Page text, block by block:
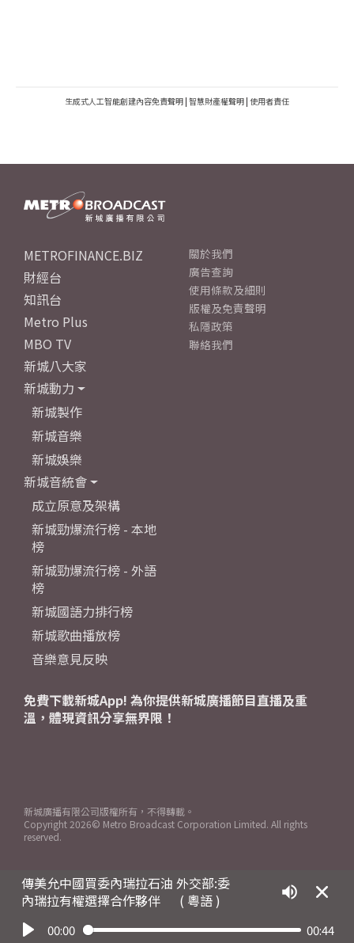
生成式人工智能創建內容免責聲明 | 智慧財產權聲明 | 使用者責任
傳美允中國買委內瑞拉石油 外交部:委
內瑞拉有權選擇合作夥伴
( 粵語 )
00:00 00:44
METROFINANCE.BIZ
財經台
知訊台
Metro Plus
MBO TV
新城八大家
新城動力
新城製作
新城音樂
新城娛樂
新城音統會
成立原意及架構
新城勁爆流行榜 - 本地
榜
新城勁爆流行榜 - 外語
榜
新城國語力排行榜
新城歌曲播放榜
音樂意見反映
關於我們
廣告查詢
使用條款及細則
版權及免責聲明
私隱政策
聯絡我們
免費下載新城App! 為你提供新城廣播節目直播及重
溫，體現資訊分享無界限！
新城廣播有限公司版權所有，不得轉載。
Copyright 2026© Metro Broadcast Corporation Limited. All rights
reserved.